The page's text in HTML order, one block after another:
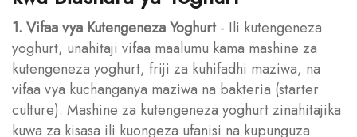
1. Vifaa vya Kutengeneza Yoghurt- Ili kutengeneza
yoghurt, unahitaji vifaa maalumu kama mashine za
kutengeneza yoghurt, friji za kuhifadhi maziwa, na
vifaa vya kuchanganya maziwa na bakteria (starter
culture). Mashine za kutengeneza yoghurt zinahitajika
kuwa za kisasa ili kuongeza ufanisi na kupunguza